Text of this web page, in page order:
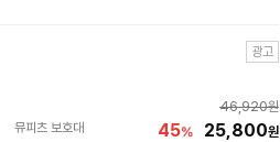
광고
뮤피츠 보호대
46,920원
45% 25,800원